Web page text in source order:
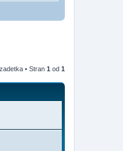
• Stran 1 od 1